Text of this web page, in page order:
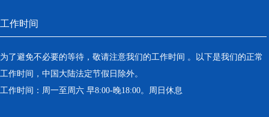
工作时间
为了避免不必要的等待，敬请注意我们的工作时间 。以下是我们的正常
工作时间，中国大陆法定节假日除外。
工作时间：周一至周六 早8:00-晚18:00。周日休息